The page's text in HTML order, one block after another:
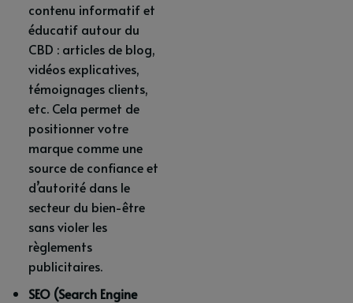
contenu informatif et
éducatif autour du
CBD : articles de blog,
vidéos explicatives,
témoignages clients,
etc. Cela permet de
positionner votre
marque comme une
source de confiance et
d’autorité dans le
secteur du bien-être
sans violer les
règlements
publicitaires.
SEO (Search Engine